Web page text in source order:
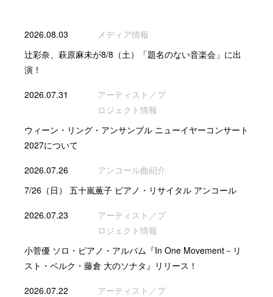
2026.08.03
メディア情報
辻彩奈、萩原麻未が8/8（土）「題名のない音楽会」に出
演！
2026.07.31
アーティスト／プ
ロジェクト情報
ウィーン・リング・アンサンブル ニューイヤーコンサート
2027について
2026.07.26
アンコール曲紹介
7/26（日） 五十嵐薫子 ピアノ・リサイタル アンコール
2026.07.23
アーティスト／プ
ロジェクト情報
小菅優 ソロ・ピアノ・アルバム『In One Movement－リ
スト・ベルク・藤倉 大のソナタ』リリース！
2026.07.22
アーティスト／プ